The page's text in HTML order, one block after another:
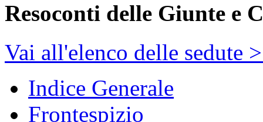
Resoconti delle Giunte e
Vai all'elenco delle sedute
Indice Generale
Frontespizio